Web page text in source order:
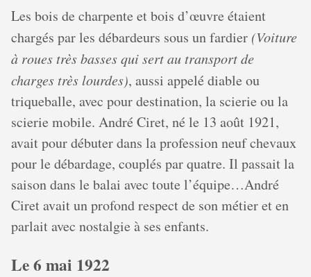
Les bois de charpente et bois d’œuvre étaient
chargés par les débardeurs sous un fardier(Voiture
à roues très basses qui sert au transport de
charges très lourdes), aussi appelé diable ou
triqueballe, avec pour destination, la scierie ou la
scierie mobile. André Ciret, né le 13 août 1921,
avait pour débuter dans la profession neuf chevaux
pour le débardage, couplés par quatre. Il passait la
saison dans le balai avec toute l’équipe…André
Ciret avait un profond respect de son métier et en
parlait avec nostalgie à ses enfants.
Le 6 mai 1922